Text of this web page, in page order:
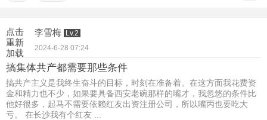
点击
重新
加载
李雪梅 Lv.2
2024-6-28 07:24
搞集体共产都需要那些条件
搞共产主义是我终生奋斗的目标，时刻在准备着。在这方面我花费资
金和精力也不少，如果要具备西安老碗那样的嘴才，我忽悠的条件比
他好很多，起马不需要依赖红友出资注册公司，所以嘴丙也要吃大
亏。 在长沙我有个红友 ...